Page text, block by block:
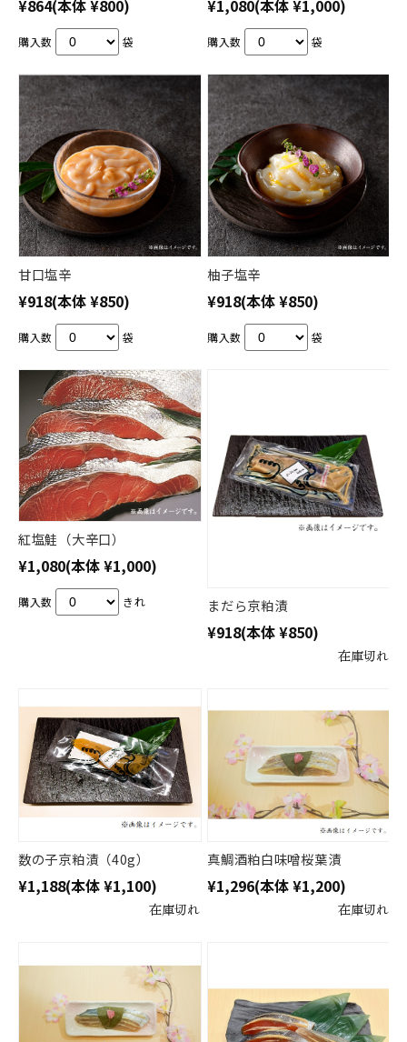
¥864(本体 ¥800)
購入数 袋
¥1,080(本体 ¥1,000)
購入数 袋
甘口塩辛
¥918(本体 ¥850)
購入数 袋
柚子塩辛
¥918(本体 ¥850)
購入数 袋
紅塩鮭（大辛口）
¥1,080(本体 ¥1,000)
購入数 きれ まだら京粕漬
¥918(本体 ¥850)
在庫切れ
数の子京粕漬（40g）
¥1,188(本体 ¥1,100)
在庫切れ
真鯛酒粕白味噌桜葉漬
¥1,296(本体 ¥1,200)
在庫切れ